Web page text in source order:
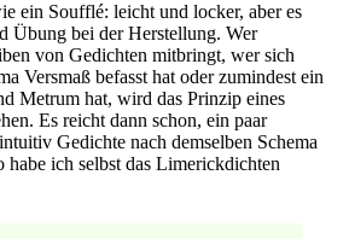
ein Soufflé: leicht und locker, aber es
Übung bei der Herstellung. Wer
von Gedichten mitbringt, wer sich
Versmaß befasst hat oder zumindest ein
Metrum hat, wird das Prinzip eines
Es reicht dann schon, ein paar
Gedichte nach demselben Schema
habe ich selbst das Limerickdichten